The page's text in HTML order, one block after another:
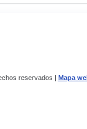
reservados | Mapa